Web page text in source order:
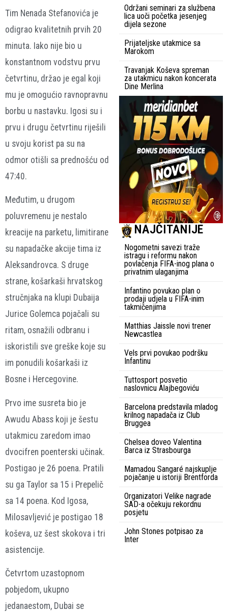
Tim Nenada Stefanovića je
odigrao kvalitetnih prvih 20
minuta. Iako nije bio u
konstantnom vodstvu prvu
četvrtinu, držao je egal koji
mu je omogućio ravnopravnu
borbu u nastavku. Igosi su i
prvu i drugu četvrtinu riješili
u svoju korist pa su na
odmor otišli sa prednošću od
47:40.
Međutim, u drugom
poluvremenu je nestalo
kreacije na parketu, limitirane
su napadačke akcije tima iz
Aleksandrovca. S druge
strane, košarkaši hrvatskog
stručnjaka na klupi Dubaija
Jurice Golemca pojačali su
ritam, osnažili odbranu i
iskoristili sve greške koje su
im ponudili košarkaši iz
Bosne i Hercegovine.
Prvo ime susreta bio je
Awudu Abass koji je šestu
utakmicu zaredom imao
dvocifren poenterski učinak.
Postigao je 26 poena. Pratili
su ga Taylor sa 15 i Prepelič
sa 14 poena. Kod Igosa,
Milosavljević je postigao 18
koševa, uz šest skokova i tri
asistencije.
Četvrtom uzastopnom
pobjedom, ukupno
jedanaestom, Dubai se
Održani seminari za službena
lica uoči početka jesenjeg
dijela sezone
Prijateljske utakmice sa
Marokom
Travanjak Koševa spreman
za utakmicu nakon koncerata
Dine Merlina
NAJČITANIJE
Nogometni savezi traže
istragu i reformu nakon
povlačenja FIFA-inog plana o
privatnim ulaganjima
Infantino povukao plan o
prodaji udjela u FIFA-inim
takmičenjima
Matthias Jaissle novi trener
Newcastlea
Vels prvi povukao podršku
Infantinu
Tuttosport posvetio
naslovnicu Alajbegoviću
Barcelona predstavila mladog
krilnog napadača iz Club
Bruggea
Chelsea doveo Valentina
Barca iz Strasbourga
Mamadou Sangaré najskuplje
pojačanje u istoriji Brentforda
Organizatori Velike nagrade
SAD-a očekuju rekordnu
posjetu
John Stones potpisao za
Inter